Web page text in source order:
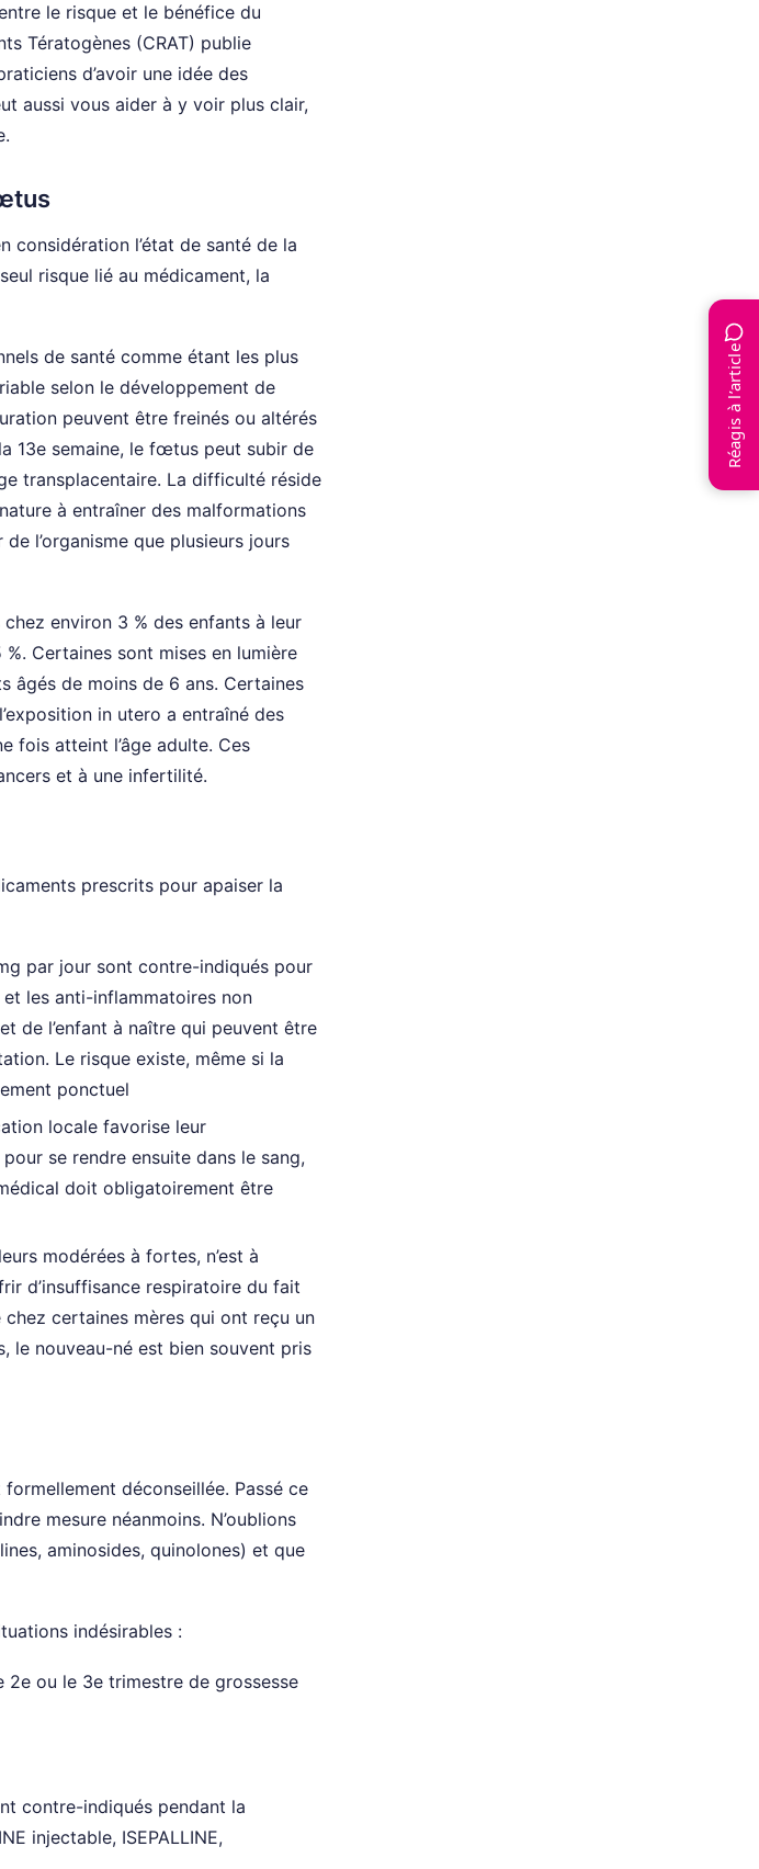
le risque et le bénéfice du
Tératogènes (CRAT) publie
d’avoir une idée des
aussi vous aider à y voir plus clair,
considération l’état de santé de la
risque lié au médicament, la
de santé comme étant les plus
selon le développement de
peuvent être freinés ou altérés
13e semaine, le fœtus peut subir de
transplacentaire. La difficulté réside
à entraîner des malformations
l’organisme que plusieurs jours
environ 3 % des enfants à leur
Certaines sont mises en lumière
âgés de moins de 6 ans. Certaines
in utero a entraîné des
fois atteint l’âge adulte. Ces
et à une infertilité.
prescrits pour apaiser la
par jour sont contre-indiqués pour
et les anti-inflammatoires non
de l’enfant à naître qui peuvent être
Le risque existe, même si la
ponctuel
locale favorise leur
se rendre ensuite dans le sang,
doit obligatoirement être
modérées à fortes, n’est à
d’insuffisance respiratoire du fait
chez certaines mères qui ont reçu un
le nouveau-né est bien souvent pris
déconseillée. Passé ce
mesure néanmoins. N’oublions
aminosides, quinolones) et que
indésirables :
ou le 3e trimestre de grossesse
contre-indiqués pendant la
injectable, ISEPALLINE,
Réagis à l’article